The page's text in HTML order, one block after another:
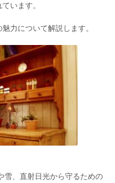
います。
力について解説します。
雪、直射日光から守るための